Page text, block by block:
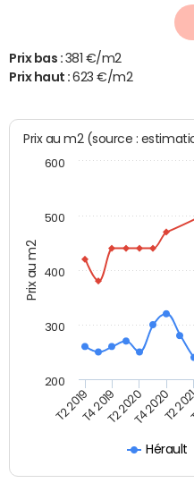
Prix bas : 381 €/m2
Prix haut :623 €/m2
Prix au m2
Prix au m2 (source :
Hérault
T2 2019T4 2019T2 2020T4 2020
T2
200
300
400
500
600